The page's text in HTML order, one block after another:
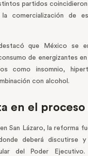
partidos
comercialización de
que México se
de energizantes
como insomnio,
con alcohol.
en el
San Lázaro, la reforma
deberá discutirse
del Poder